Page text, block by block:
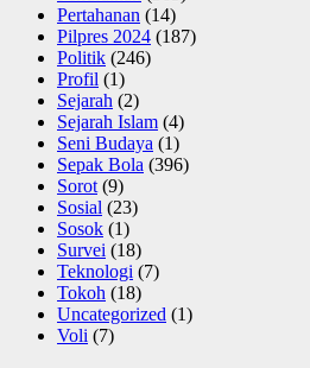
Pertahanan (14)
Pilpres 2024 (187)
Politik (246)
Profil (1)
Sejarah (2)
Sejarah Islam (4)
Seni Budaya (1)
Sepak Bola (396)
Sorot (9)
Sosial (23)
Sosok (1)
Survei (18)
Teknologi (7)
Tokoh (18)
Uncategorized (1)
Voli (7)